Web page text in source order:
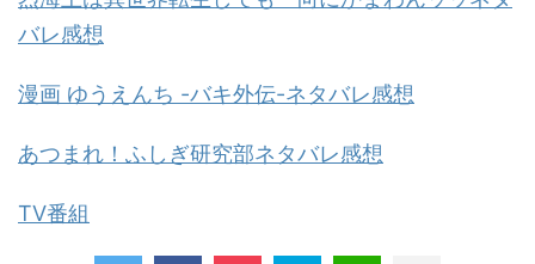
バレ感想
漫画 ゆうえんち -バキ外伝-ネタバレ感想
あつまれ！ふしぎ研究部ネタバレ感想
TV番組